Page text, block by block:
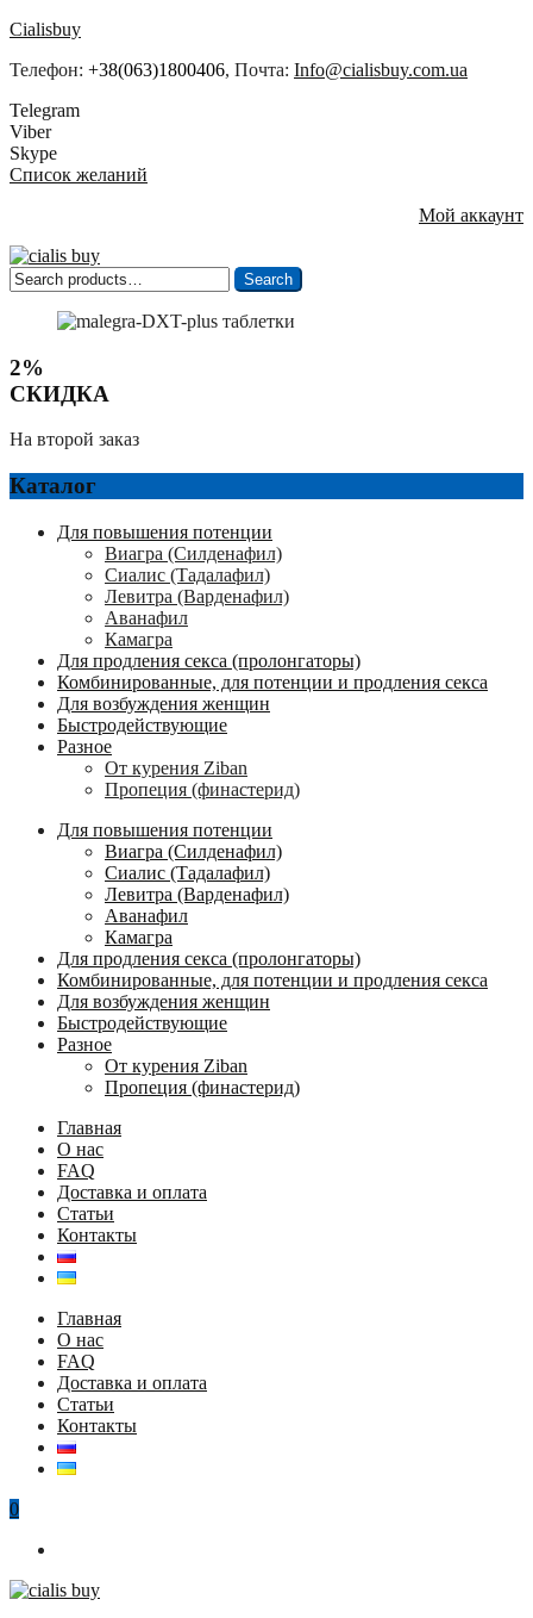
Cialisbuy
Телефон: +38(063)1800406, Почта: Info@cialisbuy.com.ua
Telegram
Viber
Skype
Список желаний
Мой аккаунт
Search
for:
Search
2%
СКИДКА
На второй заказ
Каталог
Для повышения потенции
Виагра (Силденафил)
Сиалис (Тадалафил)
Левитра (Варденафил)
Аванафил
Камагра
Для продления секса (пролонгаторы)
Комбинированные, для потенции и продления секса
Для возбуждения женщин
Быстродействующие
Разное
От курения Ziban
Пропеция (финастерид)
Для повышения потенции
Виагра (Силденафил)
Сиалис (Тадалафил)
Левитра (Варденафил)
Аванафил
Камагра
Для продления секса (пролонгаторы)
Комбинированные, для потенции и продления секса
Для возбуждения женщин
Быстродействующие
Разное
От курения Ziban
Пропеция (финастерид)
Главная
О нас
FAQ
Доставка и оплата
Статьи
Контакты
Главная
О нас
FAQ
Доставка и оплата
Статьи
Контакты
0